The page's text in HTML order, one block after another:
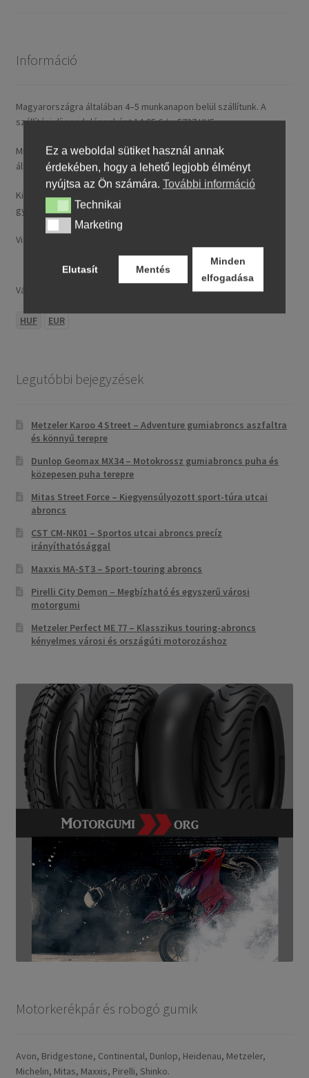
Információ
Magyarországra általában 4–5 munkanapon belül szállítunk. A
szállítási díj rendelésenként 14,95 € / ~ 5737 HUF.
Minden nálunk feltüntetett ár tartalmazza a magyarországi
általános forgalmi adót (ÁFA).
Kizárólag új, folyó gyártásból származó, legfeljebb 24 hónapos
gyártású termékeket kínálunk.
Visa, MasterCard, Google Pay, Apple Pay és banki átutalás.
Választ:
HUF EUR
Legutóbbi bejegyzések
Metzeler Karoo 4 Street – Adventure gumiabroncs aszfaltra
és könnyű terepre
Dunlop Geomax MX34 – Motokrossz gumiabroncs puha és
közepesen puha terepre
Mitas Street Force – Kiegyensúlyozott sport-túra utcai
abroncs
CST CM-NK01 – Sportos utcai abroncs precíz
irányíthatósággal
Maxxis MA-ST3 – Sport-touring abroncs
Pirelli City Demon – Megbízható és egyszerű városi
motorgumi
Metzeler Perfect ME 77 – Klasszikus touring-abroncs
kényelmes városi és országúti motorozáshoz
Motorkerékpár és robogó gumik
Avon, Bridgestone, Continental, Dunlop, Heidenau, Metzeler,
Michelin, Mitas, Maxxis, Pirelli, Shinko.
Ez a weboldal sütiket használ annak
érdekében, hogy a lehető legjobb élményt
nyújtsa az Ön számára. További információ
TechnikaiTechnikai
MarketingMarketing
Elutasít Mentés
Minden
elfogadása